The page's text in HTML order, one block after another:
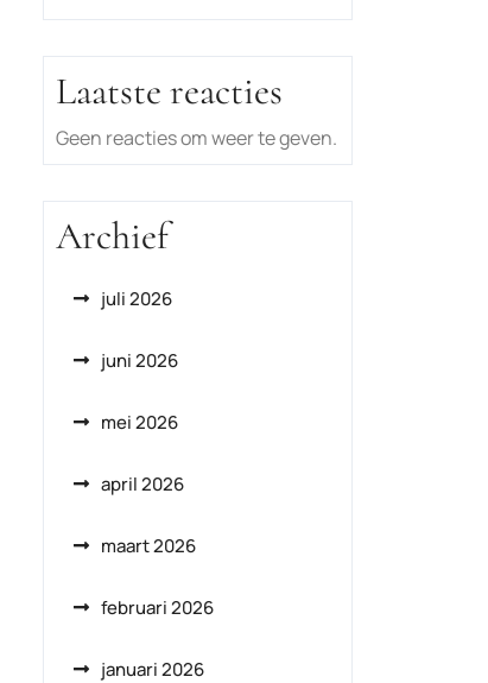
Laatste reacties
Geen reacties om weer te geven.
Archief
juli 2026
juni 2026
mei 2026
april 2026
maart 2026
februari 2026
januari 2026